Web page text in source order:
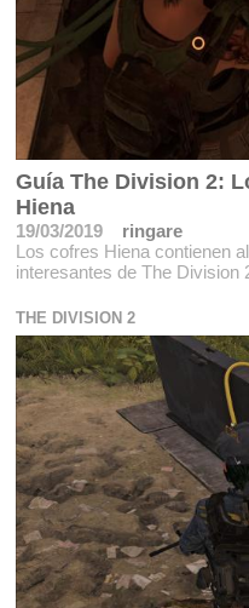
Guía The Division 2:
Hiena
19/03/2019
ringare
Los cofres Hiena contienen
interesantes de The
THE DIVISION 2